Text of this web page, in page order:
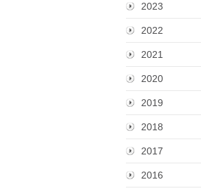
2023
2022
2021
2020
2019
2018
2017
2016